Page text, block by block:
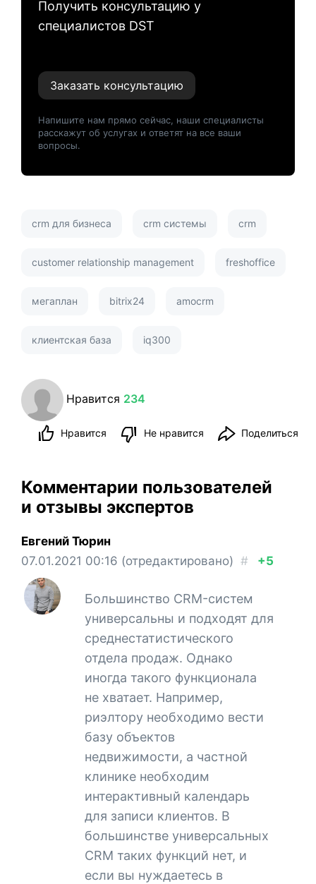
Получить консультацию у
специалистов DST
Заказать консультацию
Напишите нам прямо сейчас, наши специалисты
расскажут об услугах и ответят на все ваши
вопросы.
crm для бизнеса crm системы crm
customer relationship management freshoffice
мегаплан bitrix24 amocrm
клиентская база iq300
Нравится 234
Нравится Не нравится Поделиться
Комментарии пользователей
и отзывы экспертов
Евгений Тюрин
07.01.2021 00:16 (отредактировано) # +5
Большинство CRM-систем
универсальны и подходят для
среднестатистического
отдела продаж. Однако
иногда такого функционала
не хватает. Например,
риэлтору необходимо вести
базу объектов
недвижимости, а частной
клинике необходим
интерактивный календарь
для записи клиентов. В
большинстве универсальных
CRM таких функций нет, и
если вы нуждаетесь в